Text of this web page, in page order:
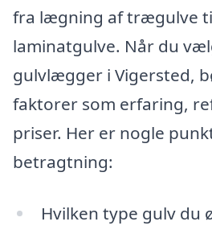
fra lægning af trægulve
laminatgulve. Når du
gulvlægger i Vigersted,
faktorer som erfaring,
priser. Her er nogle
betragtning:
Hvilken type gulv du